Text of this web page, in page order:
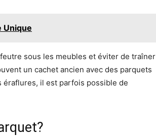
Unique
sous les meubles et éviter de traîner
un cachet ancien avec des parquets
éraflures, il est parfois possible de